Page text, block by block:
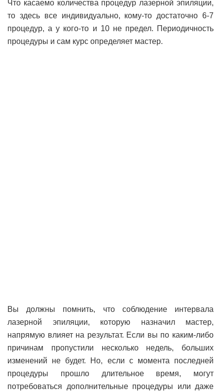
Что касаемо количества процедур лазерной эпиляции,
то здесь все индивидуально, кому-то достаточно 6-7
процедур, а у кого-то и 10 не предел. Периодичность
процедуры и сам курс определяет мастер.
Вы должны помнить, что соблюдение интервала
лазерной эпиляции, которую назначил мастер,
напрямую влияет на результат. Если вы по каким-либо
причинам пропустили несколько недель, больших
изменений не будет. Но, если с момента последней
процедуры прошло длительное время, могут
потребоваться дополнительные процедуры или даже